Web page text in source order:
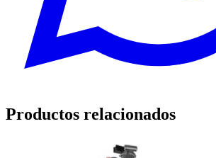
Productos relacionados